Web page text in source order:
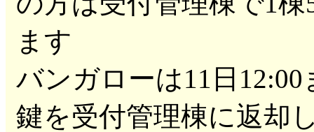
ます
バンガローは11日
鍵を受付管理棟に返却